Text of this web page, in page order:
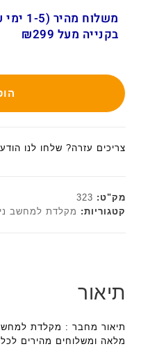
בקנייה מעל ₪299
צריכים עזרה? שלחו לנו
מק"ט: 323
קטגוריות: מקלדת למחשב
תיאור
מלאה ומשלוחים מהירים